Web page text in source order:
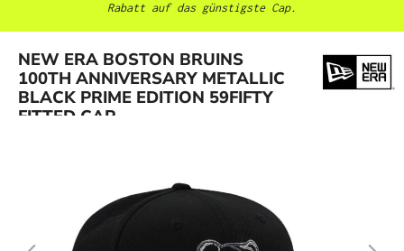
Rabatt auf das günstigste Cap.
NEW ERA BOSTON BRUINS
100TH ANNIVERSARY METALLIC
BLACK PRIME EDITION 59FIFTY
FITTED CAP
Bildergalerie überspringen